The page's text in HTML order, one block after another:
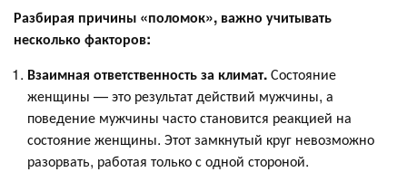
Разбирая причины «поломок», важно учитывать
несколько факторов:
Взаимная ответственность за климат.Состояние
женщины — это результат действий мужчины, а
поведение мужчины часто становится реакцией на
состояние женщины. Этот замкнутый круг невозможно
разорвать, работая только с одной стороной.